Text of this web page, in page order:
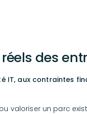
des
IT, aux contraintes
valoriser un parc